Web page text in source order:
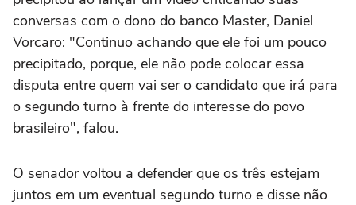
conversas com o dono do banco Master, Daniel
Vorcaro: "Continuo achando que ele foi um pouco
precipitado, porque, ele não pode colocar essa
disputa entre quem vai ser o candidato que irá para
o segundo turno à frente do interesse do povo
brasileiro", falou.
O senador voltou a defender que os três estejam
juntos em um eventual segundo turno e disse não